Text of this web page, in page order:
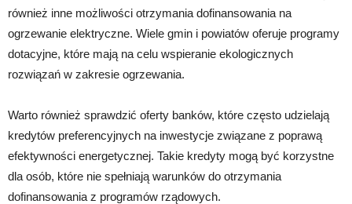
również inne możliwości otrzymania dofinansowania na
ogrzewanie elektryczne. Wiele gmin i powiatów oferuje programy
dotacyjne, które mają na celu wspieranie ekologicznych
rozwiązań w zakresie ogrzewania.
Warto również sprawdzić oferty banków, które często udzielają
kredytów preferencyjnych na inwestycje związane z poprawą
efektywności energetycznej. Takie kredyty mogą być korzystne
dla osób, które nie spełniają warunków do otrzymania
dofinansowania z programów rządowych.